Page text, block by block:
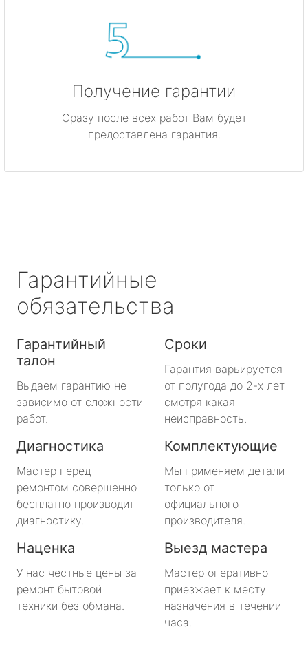
Получение гарантии
Сразу после всех работ Вам будет
предоставлена гарантия.
Гарантийные
обязательства
Гарантийный
талон
Выдаем гарантию не
зависимо от сложности
работ.
Сроки
Гарантия варьируется
от полугода до 2-х лет
смотря какая
неисправность.
Диагностика
Мастер перед
ремонтом совершенно
бесплатно производит
диагностику.
Комплектующие
Мы применяем детали
только от
официального
производителя.
Наценка
У нас честные цены за
ремонт бытовой
техники без обмана.
Выезд мастера
Мастер оперативно
приезжает к месту
назначения в течении
часа.